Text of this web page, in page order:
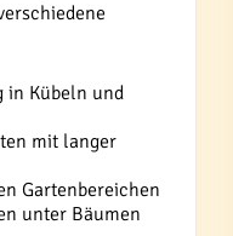
in Kübeln und
mit langer
Gartenbereichen
unter Bäumen